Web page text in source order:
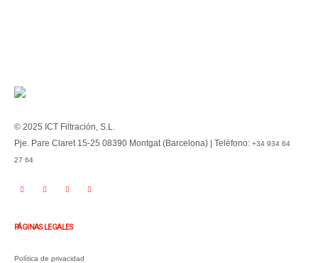
© 2025 ICT Filtración, S.L.
Pje. Pare Claret 15-25 08390 Montgat (Barcelona) | Teléfono: +34 934 64
27 64
PÁGINAS LEGALES
Política de privacidad